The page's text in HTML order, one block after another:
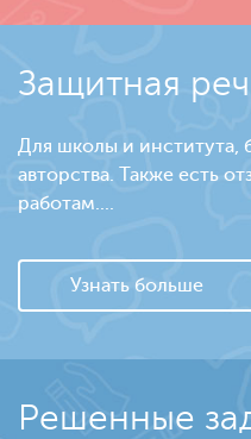
Защитная
Для школы и института,
авторства. Также есть
работам....
Узнать больше
Решенные